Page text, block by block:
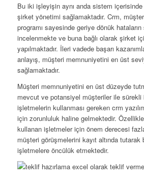
Bu iki işleyişin aynı anda sistem içerisinde
şirket yönetimi sağlamaktadır. Crm,
programı sayesinde geriye dönük hataların
incelenmekte ve buna bağlı olarak şirket
yapılmaktadır. İleri vadede başarı
anlayış, müşteri memnuniyetini en üst
sağlamaktadır.
Müşteri memnuniyetini en üst düzeyde
mevcut ve potansiyel müşteriler ile
işletmelerin kullanması gereken crm
için zorunluluk haline gelmektedir.
kullanan işletmeler için önem derecesi
müşteri görüşmelerini kayıt altında tutarak
işletmelere öncülük etmektedir.